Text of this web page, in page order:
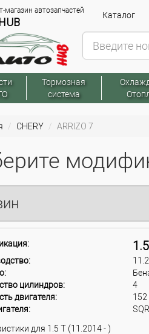
магазин автозапчастей Каталог
Тормозная
система
CHERY ARRIZO 7
цилиндров:
4
двигателя:
152
для 1.5 T (11.2014 - )